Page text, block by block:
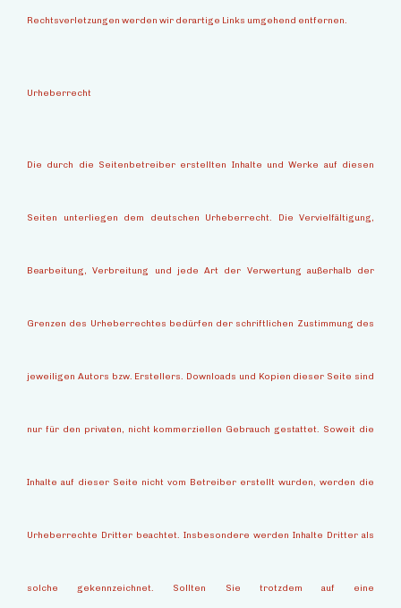
Rechtsverletzungen werden wir derartige Links umgehend entfernen.
Urheberrecht
Die durch die Seitenbetreiber erstellten Inhalte und Werke auf diesen
Seiten unterliegen dem deutschen Urheberrecht. Die Vervielfältigung,
Bearbeitung, Verbreitung und jede Art der Verwertung außerhalb der
Grenzen des Urheberrechtes bedürfen der schriftlichen Zustimmung des
jeweiligen Autors bzw. Erstellers. Downloads und Kopien dieser Seite sind
nur für den privaten, nicht kommerziellen Gebrauch gestattet. Soweit die
Inhalte auf dieser Seite nicht vom Betreiber erstellt wurden, werden die
Urheberrechte Dritter beachtet. Insbesondere werden Inhalte Dritter als
solche gekennzeichnet. Sollten Sie trotzdem auf eine